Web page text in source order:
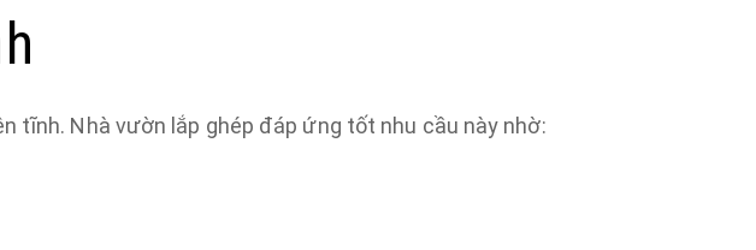
tĩnh. Nhà vườn lắp ghép đáp ứng tốt nhu cầu này nhờ: